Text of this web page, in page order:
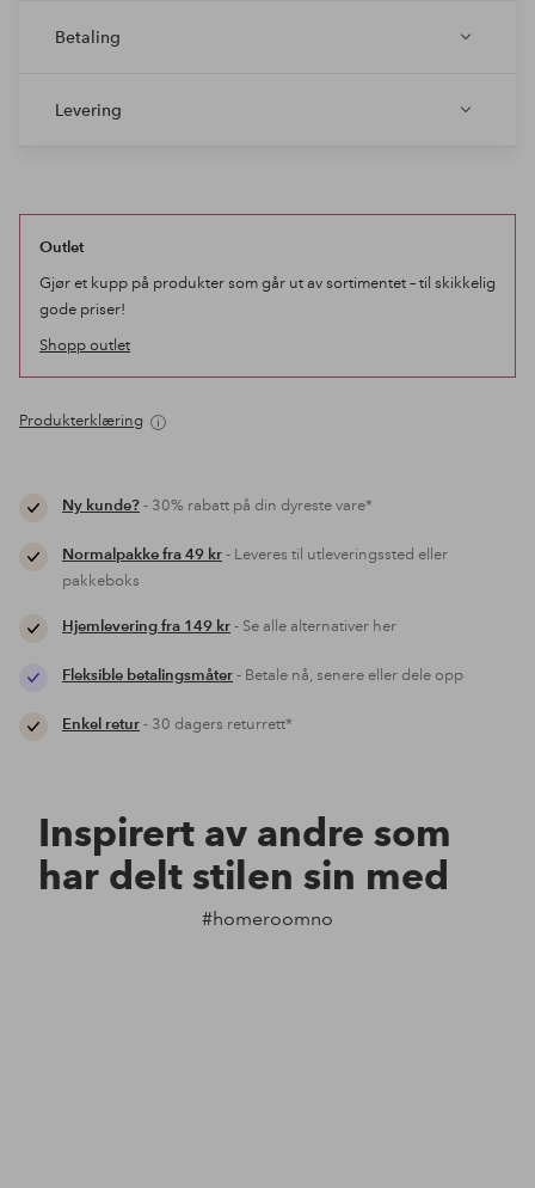
Betaling
Levering
Outlet
Gjør et kupp på produkter som går ut av sortimentet – til skikkelig
gode priser!
Shopp outlet
Produkterklæring
Ny kunde?- 30% rabatt på din dyreste vare*
Normalpakke fra 49 kr- Leveres til utleveringssted eller
pakkeboks
Hjemlevering fra 149 kr- Se alle alternativer her
Fleksible betalingsmåter- Betale nå, senere eller dele opp
Enkel retur- 30 dagers returrett*
Inspirert av andre som
har delt stilen sin med
#homeroomno